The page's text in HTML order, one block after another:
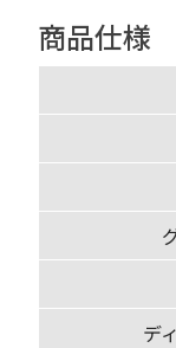
商品仕様
デ